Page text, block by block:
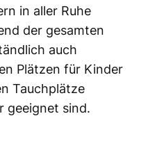
in aller Ruhe
der gesamten
auch
Plätzen für Kinder
Tauchplätze
geeignet sind.